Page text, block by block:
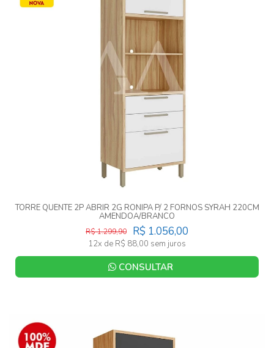
TORRE QUENTE 2P ABRIR 2G RONIPA P/ 2 FORNOS SYRAH 220CM
AMENDOA/BRANCO
R$ 1.056,00
R$ 1.299,90
12x de R$ 88,00 sem juros
CONSULTAR